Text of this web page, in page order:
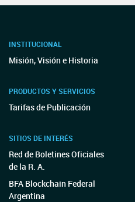
INSTITUCIONAL
Misión, Visión e Historia
PRODUCTOS Y SERVICIOS
Tarifas de Publicación
SITIOS DE INTERÉS
Red de Boletines Oficiales
de la R. A.
BFA Blockchain Federal
Argentina